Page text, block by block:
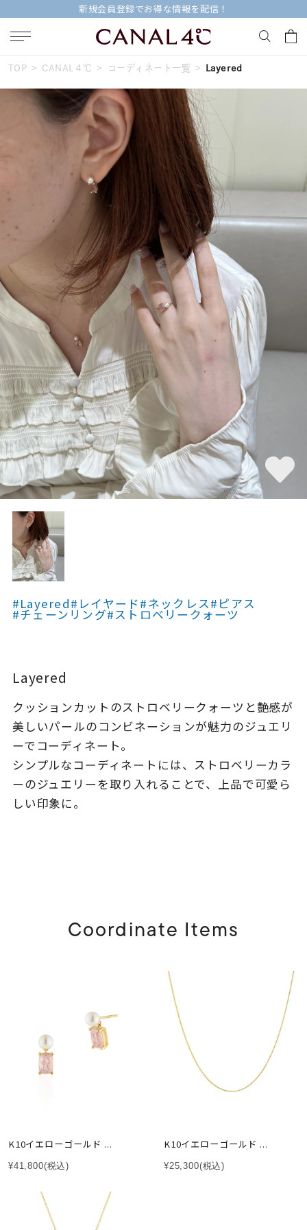
新規会員登録でお得な情報を配信！
キーワードで検索する
人気検索キーワード
#ハーフエタニティリング
#ダイヤモンド ネックレス #eギフト
カテゴリー すべてのジュエリー
素材
カラー
誕生石
モチーフ
石の色
ファッションテイス
ト
着用シーン
レディース
リングサイズ
～
TOP CANAL４℃ コーディネート一覧 Layered
#Layered#レイヤード#ネックレス#ピアス
#チェーンリング#ストロベリークォーツ
Layered
クッションカットのストロベリークォーツと艶感が
美しいパールのコンビネーションが魅力のジュエリ
ーでコーディネート。
シンプルなコーディネートには、ストロベリーカラ
ーのジュエリーを取り入れることで、上品で可愛ら
しい印象に。
Coordinate Items
K10イエローゴールド ...
¥41,800(税込)
K10イエローゴールド ...
¥25,300(税込)